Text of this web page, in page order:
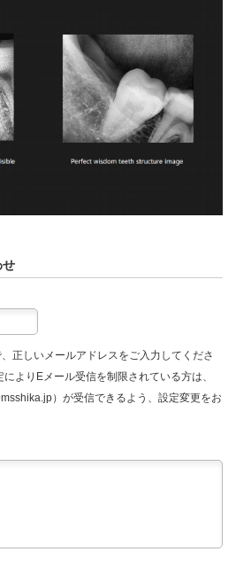
せ
正しいメールアドレスをご入力してくださ
よりEメール受信を制限されている方は、
）が受信できるよう、設定変更をお